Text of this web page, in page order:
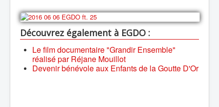
Découvrez également à EGDO :
Le film documentaire "Grandir Ensemble"
réalisé par Réjane Mouillot
Devenir bénévole aux Enfants de la Goutte D'Or